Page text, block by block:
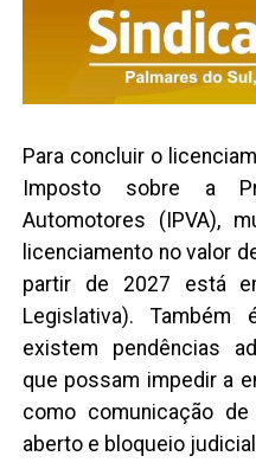
Para concluir o
Imposto sobre a
Automotores (IPVA),
licenciamento no valor
partir de 2027 está
Legislativa).
existem pendências
que possam impedir a
como comunicação
aberto e bloqueio